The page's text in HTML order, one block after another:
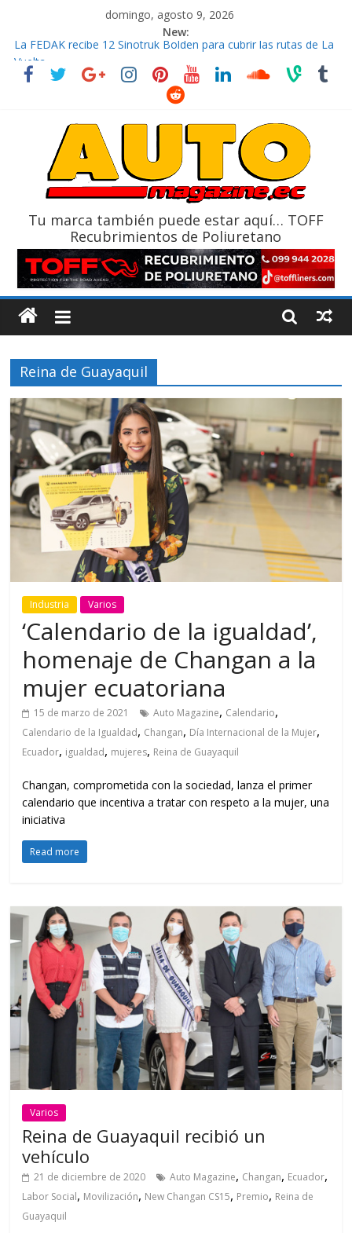
domingo, agosto 9, 2026
New:
La FEDAK recibe 12 Sinotruk Bolden para cubrir las rutas de La
Vuelta
El costo de tener un vehículo gana protagonismo a la hora de
¿Qué puede pasar con tu vehículo si permanece varios días sin
La Vuelta al Ecuador 2026, edición 47ª, recorre 7 provincias en 8
Tu marca también puede estar aquí… TOFF
Recubrimientos de Poliuretano
Reina de Guayaquil
Industria Varios
‘Calendario de la igualdad’,
homenaje de Changan a la
mujer ecuatoriana
15 de marzo de 2021 Auto Magazine, Calendario,
Calendario de la Igualdad, Changan, Día Internacional de la Mujer,
Ecuador, igualdad, mujeres, Reina de Guayaquil
Changan, comprometida con la sociedad, lanza el primer
calendario que incentiva a tratar con respeto a la mujer, una
iniciativa
Read more
Varios
Reina de Guayaquil recibió un
vehículo
21 de diciembre de 2020 Auto Magazine, Changan, Ecuador,
Labor Social, Movilización, New Changan CS15, Premio, Reina de
Guayaquil